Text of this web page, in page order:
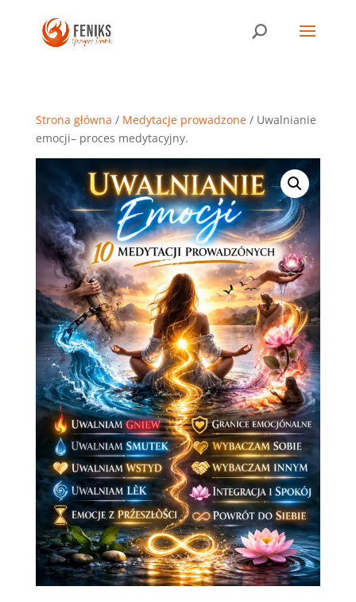
Strona główna / Medytacje prowadzone/ Uwalnianie
emocji– proces medytacyjny.